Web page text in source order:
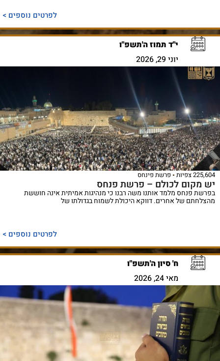
לפרטים נוספים >
י"ד תמוז ה'תשפ"ו
יוני 29, 2026
225,604 צפיות פרשת פינחס
יש מקום לכולם – פרשת פנחס
בפרשת פנחס מלמד אותנו משה רבנו כי מנהיגות אמיתית אינה חוששת
מהצלחתם של אחרים. דווקא היכולת לשמוח בגדולתו של
לפרטים נוספים >
ח' סיון ה'תשפ"ו
מאי 24, 2026